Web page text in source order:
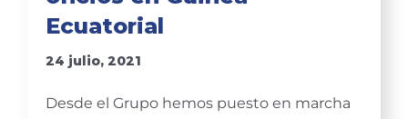
Ecuatorial
24 julio, 2021
Desde el Grupo hemos puesto en marcha